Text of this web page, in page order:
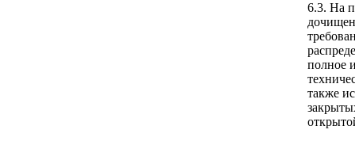
6.3. На
полное
также